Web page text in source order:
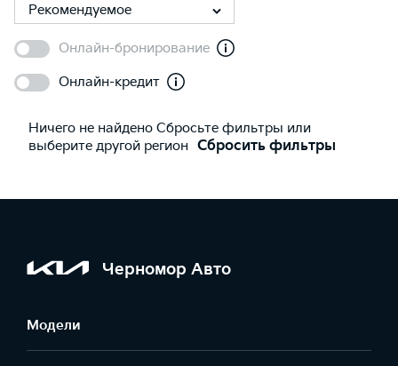
Рекомендуемое
Онлайн-бронирование
Онлайн-кредит
Ничего не найдено Сбросьте фильтры или
выберите другой регион Сбросить фильтры
Черномор Авто
Модели